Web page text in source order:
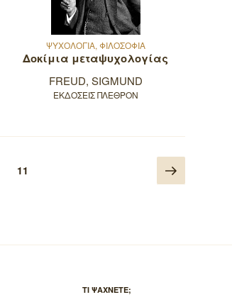
ΨΥΧΟΛΟΓΙΑ, ΦΙΛΟΣΟΦΙΑ
Δοκίμια μεταψυχολογίας
FREUD, SIGMUND
ΕΚΔΟΣΕΙΣ ΠΛΕΘΡΟΝ
Σελίδα
11 Επόμενη
σελίδα
ΤΙ ΨΑΧΝΕΤΕ;